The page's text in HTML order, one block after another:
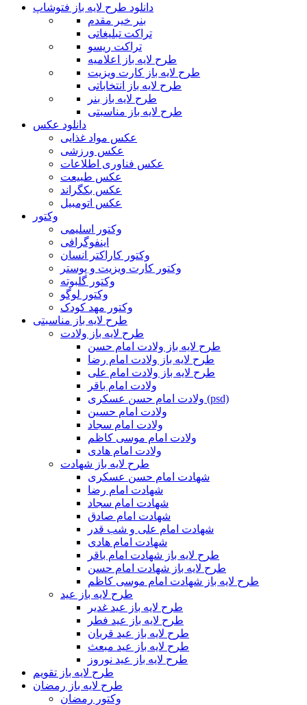
دانلود طرح لایه باز فتوشاپ
بنر خیر مقدم
تراکت تبلیغاتی
تراکت ریسو
طرح لایه باز اعلامیه
طرح لایه باز کارت ویزیت
طرح لایه باز انتخاباتی
طرح لایه باز بنر
طرح لایه باز مناسبتی
دانلود عکس
عکس مواد غذایی
عکس ورزشی
عکس فناوری اطلاعات
عکس طبیعت
عکس بکگراند
عکس اتومبیل
وکتور
وکتور اسلیمی
اینفوگرافی
وکتور کاراکتر انسان
وکتور کارت ویزیت و پوستر
وکتور گلبوته
وکتور لوگو
وکتور مهد کودک
طرح لایه باز مناسبتی
طرح لایه باز ولادت
طرح لایه باز ولادت امام حسن
طرح لایه باز ولادت امام رضا
طرح لایه باز ولادت امام علی
ولادت امام باقر
ولادت امام حسن عسکری (psd)
ولادت امام حسین
ولادت امام سجاد
ولادت امام موسی کاظم
ولادت امام هادی
طرح لایه باز شهادت
شهادت امام حسن عسکری
شهادت امام رضا
شهادت امام سجاد
شهادت امام صادق
شهادت امام علی و شب قدر
شهادت امام هادی
طرح لایه باز شهادت امام باقر
طرح لایه باز شهادت امام حسن
طرح لایه باز شهادت امام موسی کاظم
طرح لایه باز عید
طرح لایه باز عید غدیر
طرح لایه باز عید فطر
طرح لایه باز عید قربان
طرح لایه باز عید مبعث
طرح لایه باز عید نوروز
طرح لایه باز تقویم
طرح لایه باز رمضان
وکتور رمضان